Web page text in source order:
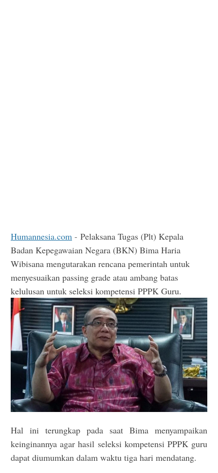
Humannesia.com - Pelaksana Tugas (Plt) Kepala
Badan Kepegawaian Negara (BKN) Bima Haria
Wibisana mengutarakan rencana pemerintah untuk
menyesuaikan passing grade atau ambang batas
kelulusan untuk seleksi kompetensi PPPK Guru.
Hal ini terungkap pada saat Bima menyampaikan
keinginannya agar hasil seleksi kompetensi PPPK guru
dapat diumumkan dalam waktu tiga hari mendatang.